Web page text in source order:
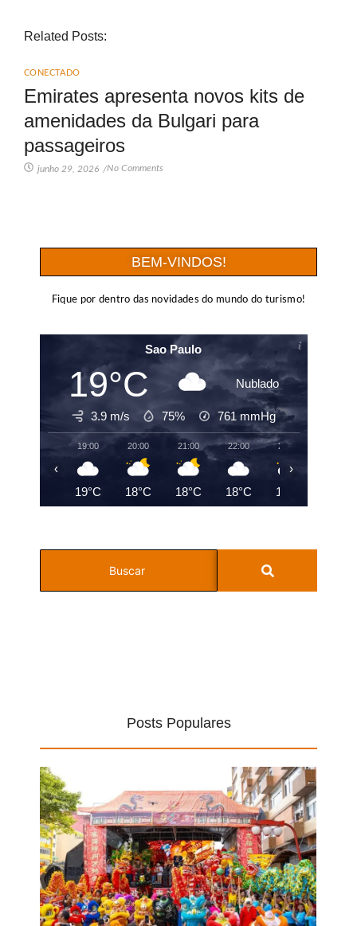
Related Posts:
CONECTADO
Emirates apresenta novos kits de
amenidades da Bulgari para
passageiros
junho 29, 2026 /No Comments
BEM-VINDOS!
Fique por dentro das novidades do mundo do turismo!
Sao Paulo
19°C Nublado
3.9 m/s 75% 761 mmHg
19:00
19°C
20:00
18°C
21:00
18°C
22:00
18°C
23:00
19°C
‹ ›
Posts Populares